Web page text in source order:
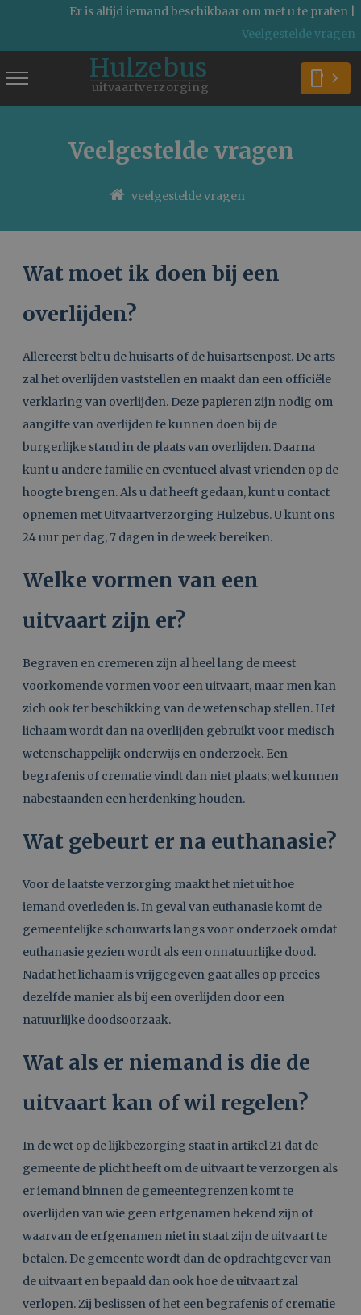
Er is altijd iemand beschikbaar om met u te praten |
Veelgestelde vragen
Hulzebus
uitvaartverzorging smartphone
Veelgestelde vragen
veelgestelde vragen
Wat moet ik doen bij een
overlijden?
Allereerst belt u de huisarts of de huisartsenpost. De arts
zal het overlijden vaststellen en maakt dan een officiële
verklaring van overlijden. Deze papieren zijn nodig om
aangifte van overlijden te kunnen doen bij de
burgerlijke stand in de plaats van overlijden. Daarna
kunt u andere familie en eventueel alvast vrienden op de
hoogte brengen. Als u dat heeft gedaan, kunt u contact
opnemen met Uitvaartverzorging Hulzebus. U kunt ons
24 uur per dag, 7 dagen in de week bereiken.
Welke vormen van een
uitvaart zijn er?
Begraven en cremeren zijn al heel lang de meest
voorkomende vormen voor een uitvaart, maar men kan
zich ook ter beschikking van de wetenschap stellen. Het
lichaam wordt dan na overlijden gebruikt voor medisch
wetenschappelijk onderwijs en onderzoek. Een
begrafenis of crematie vindt dan niet plaats; wel kunnen
nabestaanden een herdenking houden.
Wat gebeurt er na euthanasie?
Voor de laatste verzorging maakt het niet uit hoe
iemand overleden is. In geval van euthanasie komt de
gemeentelijke schouwarts langs voor onderzoek omdat
euthanasie gezien wordt als een onnatuurlijke dood.
Nadat het lichaam is vrijgegeven gaat alles op precies
dezelfde manier als bij een overlijden door een
natuurlijke doodsoorzaak.
Wat als er niemand is die de
uitvaart kan of wil regelen?
In de wet op de lijkbezorging staat in artikel 21 dat de
gemeente de plicht heeft om de uitvaart te verzorgen als
er iemand binnen de gemeentegrenzen komt te
overlijden van wie geen erfgenamen bekend zijn of
waarvan de erfgenamen niet in staat zijn de uitvaart te
betalen. De gemeente wordt dan de opdrachtgever van
de uitvaart en bepaald dan ook hoe de uitvaart zal
verlopen. Zij beslissen of het een begrafenis of crematie